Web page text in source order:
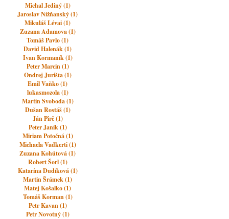
Michal Jediný (1)
Jaroslav Nižňanský (1)
Mikuláš Lévai (1)
Zuzana Adamova (1)
Tomáš Pavlo (1)
David Halenák (1)
Ivan Kormaník (1)
Peter Marcin (1)
Ondrej Jurišta (1)
Emil Vaňko (1)
lukasmozola (1)
Martin Svoboda (1)
Dušan Rostáš (1)
Ján Pirč (1)
Peter Janík (1)
Miriam Potočná (1)
Michaela Vadkerti (1)
Zuzana Kohútová (1)
Robert Šorl (1)
Katarína Dudíková (1)
Martin Šrámek (1)
Matej Košalko (1)
Tomáš Korman (1)
Petr Kavan (1)
Petr Novotný (1)